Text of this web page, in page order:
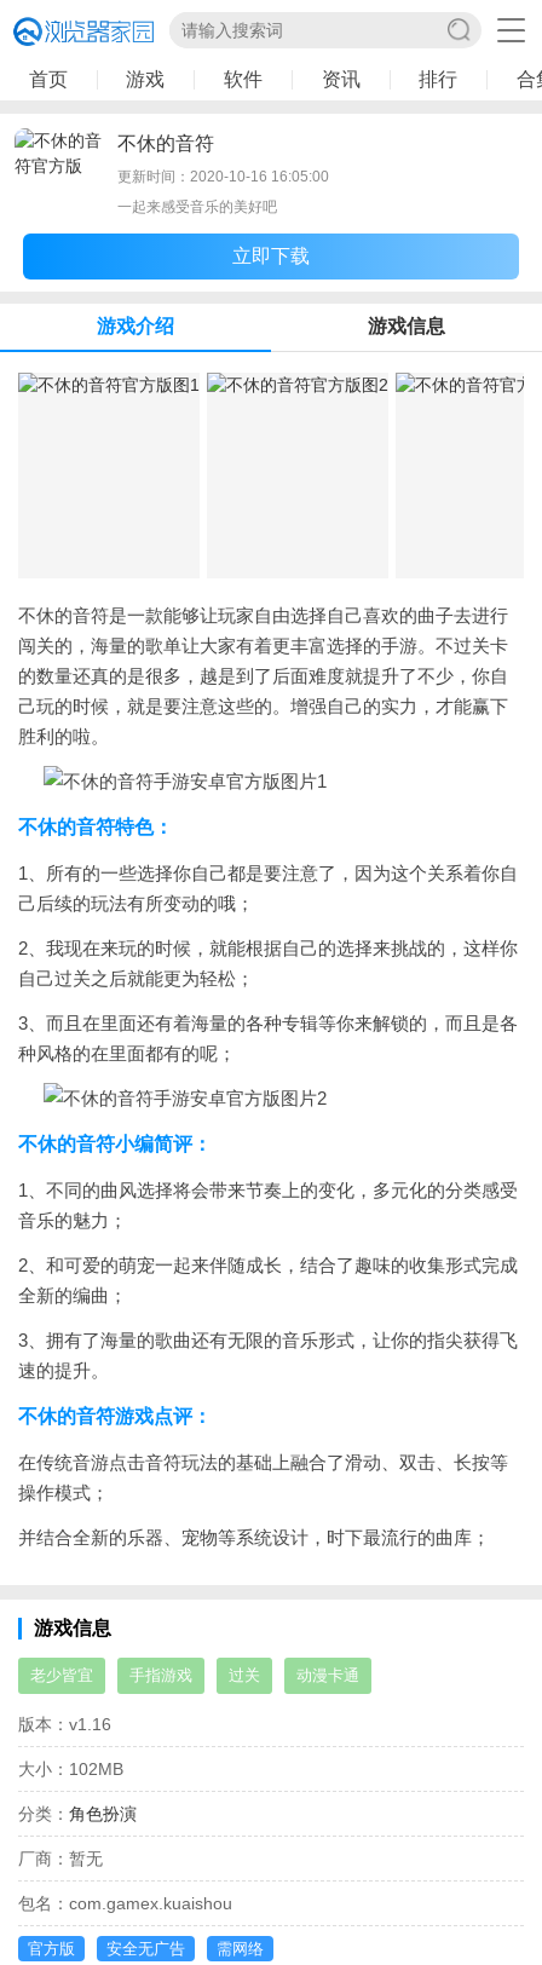
首页 游戏 软件 资讯 排行 合
不休的音符
更新时间：2020-10-16 16:05:00
一起来感受音乐的美好吧
立即下载
游戏介绍 游戏信息
不休的音符是一款能够让玩家自由选择自己喜欢的曲子去进行
闯关的，海量的歌单让大家有着更丰富选择的手游。不过关卡
的数量还真的是很多，越是到了后面难度就提升了不少，你自
己玩的时候，就是要注意这些的。增强自己的实力，才能赢下
胜利的啦。
不休的音符特色：
1、所有的一些选择你自己都是要注意了，因为这个关系着你自
己后续的玩法有所变动的哦；
2、我现在来玩的时候，就能根据自己的选择来挑战的，这样你
自己过关之后就能更为轻松；
3、而且在里面还有着海量的各种专辑等你来解锁的，而且是各
种风格的在里面都有的呢；
不休的音符小编简评：
1、不同的曲风选择将会带来节奏上的变化，多元化的分类感受
音乐的魅力；
2、和可爱的萌宠一起来伴随成长，结合了趣味的收集形式完成
全新的编曲；
3、拥有了海量的歌曲还有无限的音乐形式，让你的指尖获得飞
速的提升。
不休的音符游戏点评：
在传统音游点击音符玩法的基础上融合了滑动、双击、长按等
操作模式；
并结合全新的乐器、宠物等系统设计，时下最流行的曲库；
游戏信息
老少皆宜 手指游戏 过关 动漫卡通
版本： v1.16
大小： 102MB
分类： 角色扮演
厂商： 暂无
包名： com.gamex.kuaishou
官方版 安全无广告 需网络